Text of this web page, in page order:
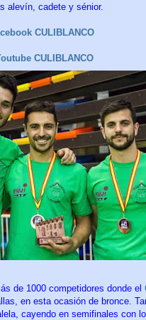
alevín, cadete y sénior.
CULIBLANCO
CULIBLANCO
de 1000 competidores donde el
en esta ocasión de bronce.
cayendo en semifinales con